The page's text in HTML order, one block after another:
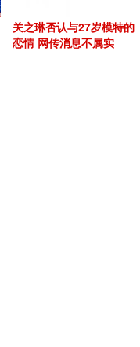
关之琳否认与27岁模特的
恋情 网传消息不属实